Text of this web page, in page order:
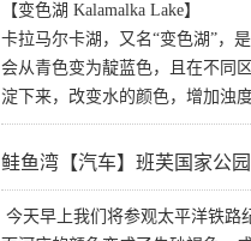
【变色湖 Kalamalka Lake】
卡拉马尔卡湖，又名“变色湖”，
会从青色变为靛蓝色，且在不同
淀下来，改变水的颜色，增加浊
鲑鱼湾【汽车】班芙国家公
今天早上我们将参观太平洋铁路